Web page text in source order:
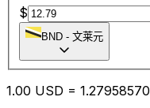
$
BND - 文莱元
1.00 USD = 1.27958570